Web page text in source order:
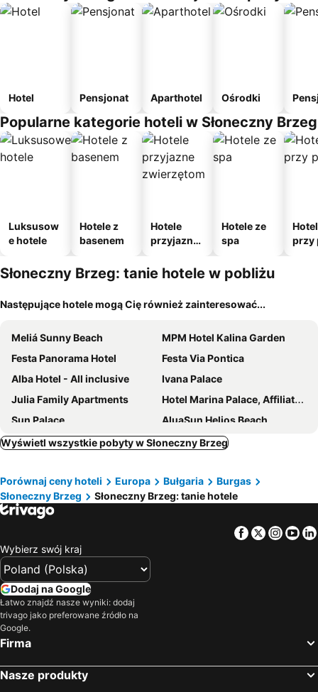
Hotel Pensjonat Aparthotel Ośrodki
Popularne kategorie hoteli w Słoneczny Brzeg
Luksusow
e hotele
Hotele z
basenem
Hotele
przyjazne
m
Hotele ze
spa
przy
Słoneczny Brzeg: tanie hotele w pobliżu
Następujące hotele mogą Cię również zainteresować...
Meliá Sunny Beach
MPM Hotel Kalina Garden
Festa Panorama Hotel
Festa Via Pontica
Alba Hotel - All inclusive
Ivana Palace
Julia Family Apartments
Hotel Marina Palace, Affiliated by Meliá
Sun Palace
AluaSun Helios Beach
Best Western PLUS Premium Inn
Relax Holiday Complex & Spa
Hotel Kotva - All Inclusive
Sunny Day Club Hotel
Burgas Beach Hotel
Grand Hotel Sunny Beach - All Inclusive
Hotel Riva
Festa Pomorie Resort
Lion Sunny Beach Hotel
Mena Palace
Admiral Plaza Hotel
MPM Hotel Condor - All Inclusive Light
Dune Residence Apartments
Hotel Slavyanski
Riagor
Effect Grand Victoria Hotel
Wyświetl wszystkie pobyty w Słoneczny Brzeg
Porównaj ceny hoteli Europa Bułgaria
Burgas
Słoneczny Brzeg
Słoneczny Brzeg: tanie hotele
Facebook
Twitter
Wybierz swój kraj
Dodaj na Google
Łatwo znajdź nasze wyniki: dodaj
trivago jako preferowane źródło na
Google.
Firma
Nasze produkty